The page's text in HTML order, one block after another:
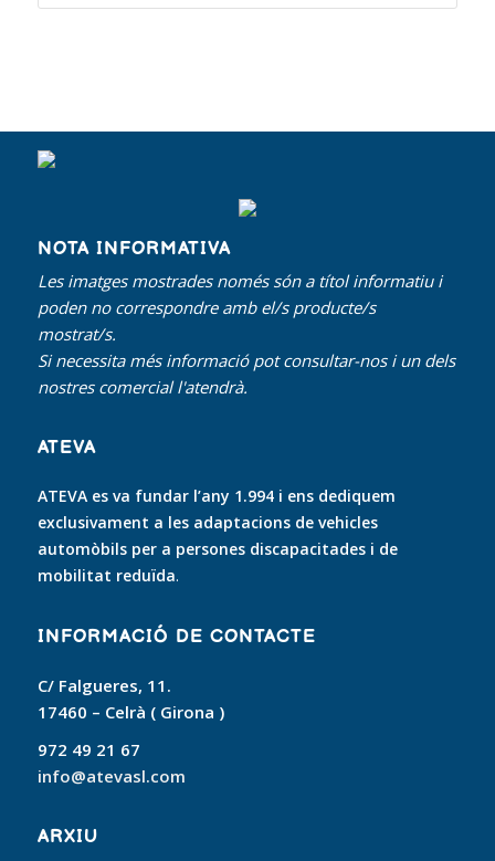
NOTA INFORMATIVA
Les imatges mostrades només són a títol informatiu i
poden no correspondre amb el/s producte/s
mostrat/s.
Si necessita més informació pot consultar-nos i un dels
nostres comercial l'atendrà.
ATEVA
ATEVA es va fundar l’any 1.994 i ens dediquem
exclusivament a les adaptacions de vehicles
automòbils per a persones discapacitades i de
mobilitat reduïda.
INFORMACIÓ DE CONTACTE
C/ Falgueres, 11.
17460 – Celrà ( Girona )
972 49 21 67
info@atevasl.com
ARXIU